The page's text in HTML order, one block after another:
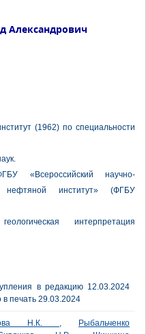
Александрович
(1962) по специальности
«Всероссийский научно-
нефтяной институт» (ФГБУ
интерпретация
в редакцию 12.03.2024
в печать 29.03.2024
Н.К. ,
Рыбальченко